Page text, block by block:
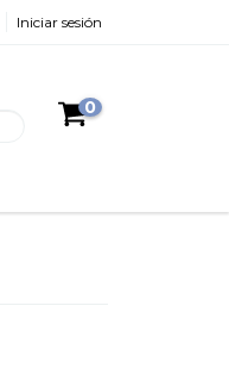
Iniciar sesión
0